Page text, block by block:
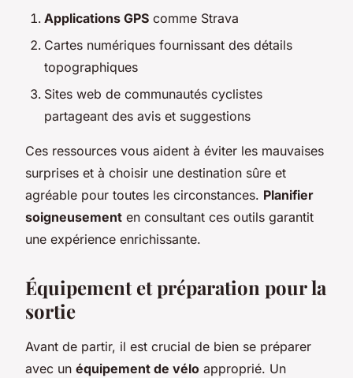
Applications GPS comme Strava
Cartes numériques fournissant des détails
topographiques
Sites web de communautés cyclistes
partageant des avis et suggestions
Ces ressources vous aident à éviter les mauvaises
surprises et à choisir une destination sûre et
agréable pour toutes les circonstances. Planifier
soigneusement en consultant ces outils garantit
une expérience enrichissante.
Équipement et préparation pour la
sortie
Avant de partir, il est crucial de bien se préparer
avec un équipement de vélo approprié. Un